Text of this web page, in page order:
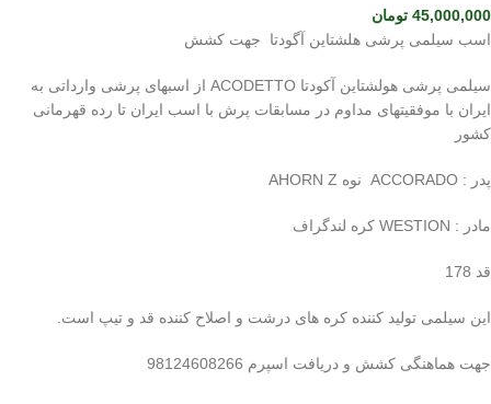
45,000,000 تومان
اسب سیلمی پرشی هلشتاین آگودتا جهت کشش
سیلمی پرشی هولشتاین آکودتا ACODETTO از اسبهای پرشی وارداتی به
ایران با موفقیتهای مداوم در مسابقات پرش با اسب ایران تا رده قهرمانی
کشور
پدر : ACCORADO نوه AHORN Z
مادر : WESTION کره لندگراف
قد 178
این سیلمی تولید کننده کره های درشت و اصلاح کننده قد و تیپ است.
جهت هماهنگی کشش و دریافت اسپرم 98124608266